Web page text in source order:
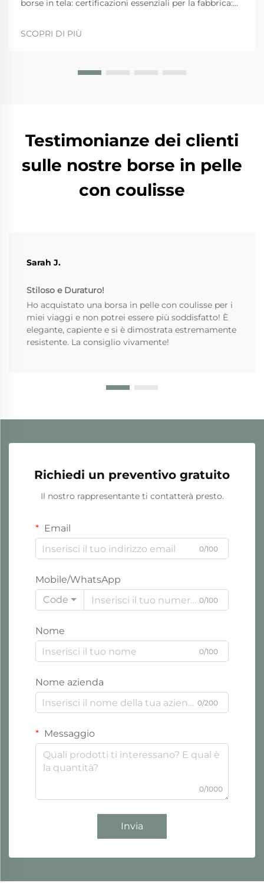
borse in tela: certificazioni essenziali per la fabbrica:
effettivamente garantiscono. Quando si valutano i
fornitori, le aziende dovrebbero privilegiare quelli
SCOPRI DI PIÙ
Testimonianze dei clienti
sulle nostre borse in pelle
con coulisse
Sarah J.
Stiloso e Duraturo!
Ho acquistato una borsa in pelle con coulisse per i
miei viaggi e non potrei essere più soddisfatto! È
elegante, capiente e si è dimostrata estremamente
resistente. La consiglio vivamente!
Richiedi un preventivo gratuito
Il nostro rappresentante ti contatterà presto.
Email
0/100
Mobile/WhatsApp
Code
0/100
Nome
0/100
Nome azienda
0/200
Messaggio
0/1000
Invia